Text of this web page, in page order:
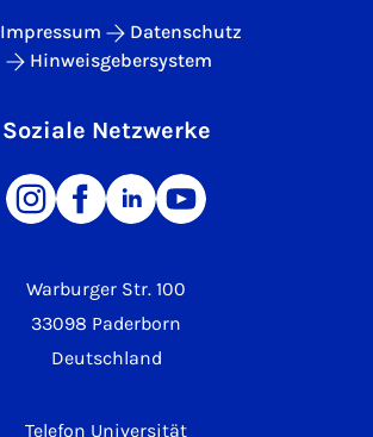
Warburger Str. 100
33098 Paderborn
Deutschland
Telefon Universität
Impressum
Datenschutz
Hinweisgebersystem
Soziale Netzwerke